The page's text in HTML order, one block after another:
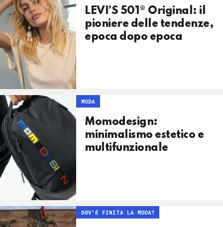
LEVI’S 501® Original: il
pioniere delle tendenze,
epoca dopo epoca
MODA
Momodesign:
minimalismo estetico e
multifunzionale
DOV'È FINITA LA MODA?